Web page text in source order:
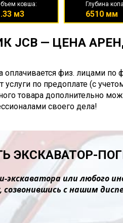
ковша:
м3
Глубина
6510 мм
JCB — ЦЕНА
оплачивается физ. лицами
по предоплате (с
товара дополнительно
своего дела!
ЭКСКАВАТОР-
или любого
с нашим